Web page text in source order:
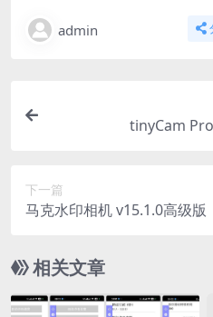
admin
tinyCam
下一篇
马克水印相机 v15.1.0高级版
相关文章